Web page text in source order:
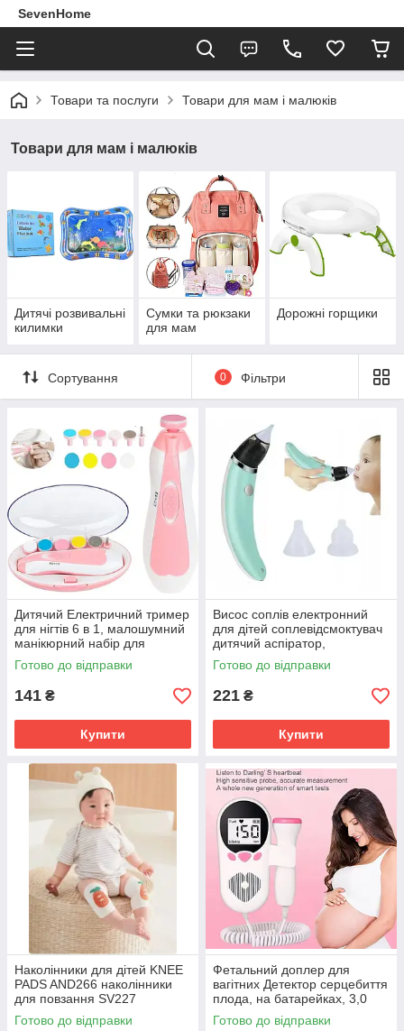
SevenHome
Товари та послуги Товари для мам і малюків
Товари для мам і малюків
Дитячі розвивальні
килимки
Сумки та рюкзаки
для мам
Дорожні горщики
Сортування 0 Фільтри
Дитячий Електричний тример
для нігтів 6 в 1, малошумний
манікюрний набір для
догляду за новонародженим
дитинкою SV227
Готово до відправки
141 ₴
Купити
Висос соплів електронний
для дітей соплевідсмоктувач
дитячий аспіратор,
безпечний для носа,
назальний SV227
Готово до відправки
221 ₴
Купити
Наколінники для дітей KNEE
PADS AND266 наколінники
для повзання SV227
Готово до відправки
Фетальний доплер для
вагітних Детектор серцебиття
плода, на батарейках, 3,0
МГц, XL-1311 SV227
Готово до відправки